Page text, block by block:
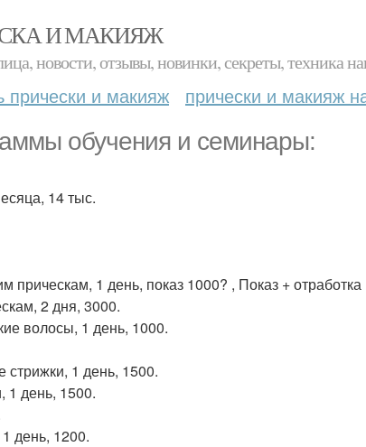
И МАКИЯЖ
новости, отзывы, новинки, секреты, техника
прически и макияж прически и макияж
обучения и семинары:
14 тыс.
прическам, 1 день, показ 1000? , Показ + отработка
2 дня, 3000.
волосы, 1 день, 1000.
стрижки, 1 день, 1500.
1 день, 1500.
день, 1200.